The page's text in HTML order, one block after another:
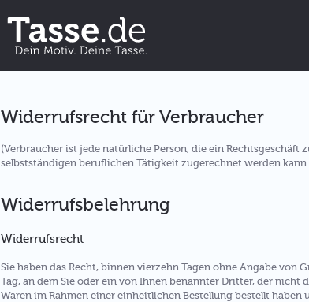
Widerrufsrecht für Verbraucher
(Verbraucher ist jede natürliche Person, die ein
selbstständigen beruflichen Tätigkeit zugerechnet werden
Widerrufsbelehrung
Widerrufsrecht
Sie haben das Recht, binnen vierzehn Tagen ohne Angabe
Tag, an dem Sie oder ein von Ihnen benannter Dritter, der nicht
Waren im Rahmen einer einheitlichen Bestellung bestellt haben